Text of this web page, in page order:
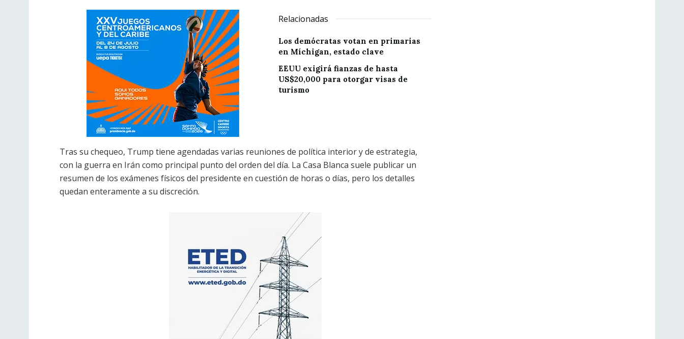
Relacionadas
Los demócratas votan en primarias
en Míchigan, estado clave
EEUU exigirá fianzas de hasta
US$20,000 para otorgar visas de
turismo
Tras su chequeo, Trump tiene agendadas varias reuniones de política interior y de estrategia,
con la guerra en Irán como principal punto del orden del día. La Casa Blanca suele publicar un
resumen de los exámenes físicos del presidente en cuestión de horas o días, pero los detalles
quedan enteramente a su discreción.